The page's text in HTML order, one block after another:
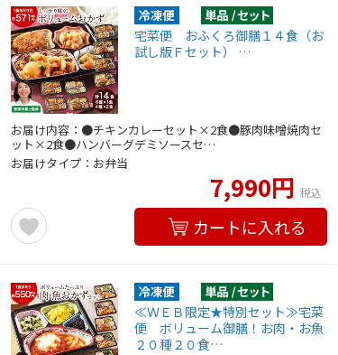
宅菜便 おふくろ御膳１４食（お
試し版Ｆセット） …
お届け内容：●チキンカレーセット×2食●豚肉味噌焼肉セ
ット×2食●ハンバーグデミソースセ…
お届けタイプ：お弁当
7,990円 税込
カートに入れる
≪ＷＥＢ限定★特別セット≫宅菜
便 ボリューム御膳！お肉・お魚
２０種２０食…